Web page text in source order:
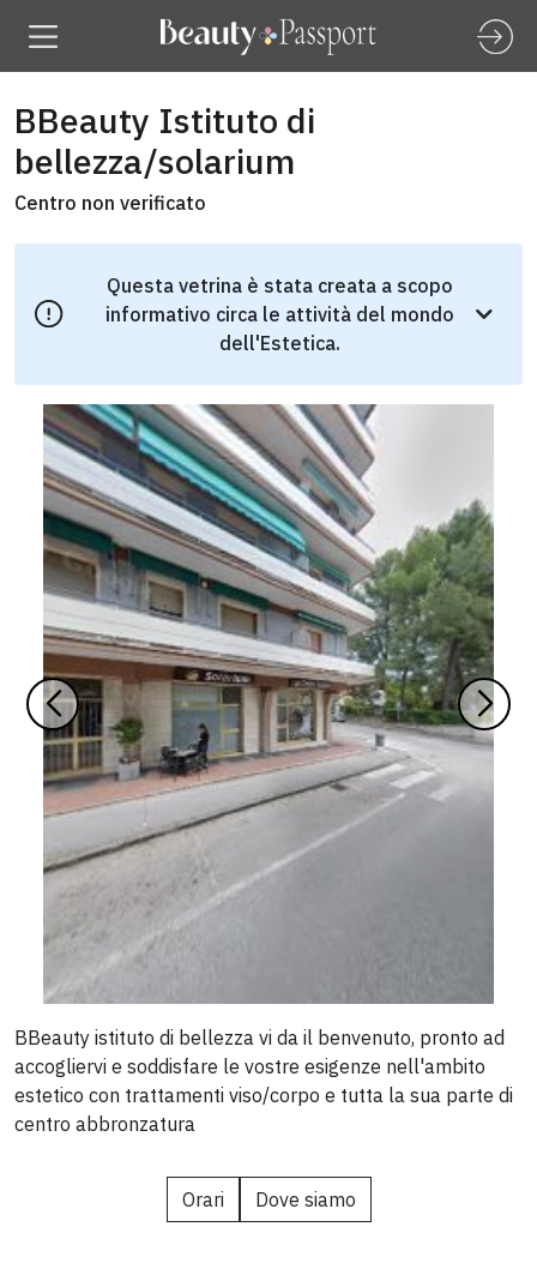
BBeauty Istituto di
bellezza/solarium
Centro non verificato
Questa vetrina è stata creata a scopo
informativo circa le attività del mondo
dell'Estetica.
BBeauty istituto di bellezza vi da il benvenuto, pronto ad
accogliervi e soddisfare le vostre esigenze nell'ambito
estetico con trattamenti viso/corpo e tutta la sua parte di
centro abbronzatura
Orari Dove siamo